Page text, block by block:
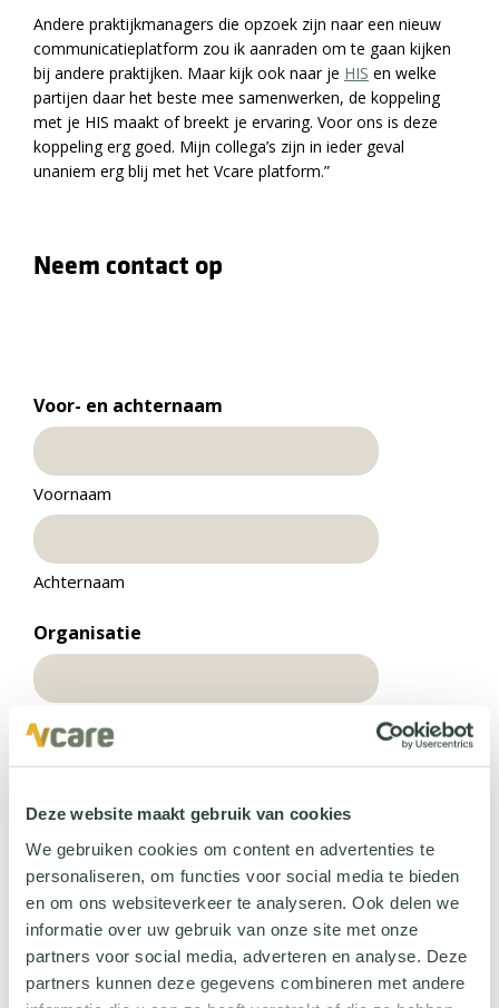
Deze website maakt gebruik van cookies
We gebruiken cookies om content en advertenties te
personaliseren, om functies voor social media te bieden
en om ons websiteverkeer te analyseren. Ook delen we
informatie over uw gebruik van onze site met onze
partners voor social media, adverteren en analyse. Deze
partners kunnen deze gegevens combineren met andere
Andere praktijkmanagers die opzoek zijn naar een nieuw
communicatieplatform zou ik aanraden om te gaan kijken
bij andere praktijken. Maar kijk ook naar je HIS en welke
partijen daar het beste mee samenwerken, de koppeling
met je HIS maakt of breekt je ervaring. Voor ons is deze
koppeling erg goed. Mijn collega’s zijn in ieder geval
unaniem erg blij met het Vcare platform.”
Neem contact op
Voor- en achternaam
Voornaam
Achternaam
Organisatie
E-mailadres
Ik ben geïnteresseerd in:
Oplossing uit deze case
Algemene informatie